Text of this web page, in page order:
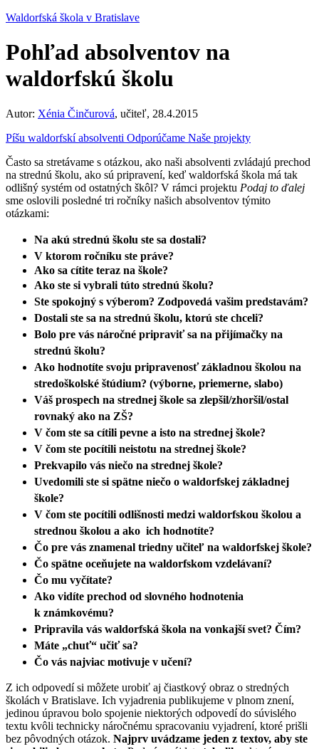
Waldorfská škola v Bratislave
Pohľad absolventov na
waldorfskú školu
Autor: Xénia Činčurová, učiteľ, 28.4.2015
Píšu waldorfskí absolventi Odporúčame Naše projekty
Často sa stretávame s otázkou, ako naši absolventi zvládajú prechod
na strednú školu, ako sú pripravení, keď waldorfská škola má tak
odlišný systém od ostatných škôl? V rámci projektu Podaj to ďalej
sme oslovili posledné tri ročníky našich absolventov týmito
otázkami:
Na akú strednú školu ste sa dostali?
V ktorom ročníku ste práve?
Ako sa cítite teraz na škole?
Ako ste si vybrali túto strednú školu?
Ste spokojný s výberom? Zodpovedá vašim predstavám?
Dostali ste sa na strednú školu, ktorú ste chceli?
Bolo pre vás náročné pripraviť sa na přijímačky na
strednú školu?
Ako hodnotíte svoju pripravenosť základnou školou na
stredoškolské štúdium? (výborne, priemerne, slabo)
Váš prospech na strednej škole sa zlepšil/zhoršil/ostal
rovnaký ako na ZŠ?
V čom ste sa cítili pevne a isto na strednej škole?
V čom ste pocítili neistotu na strednej škole?
Prekvapilo vás niečo na strednej škole?
Uvedomili ste si spätne niečo o waldorfskej základnej
škole?
V čom ste pocítili odlišnosti medzi waldorfskou školou a
strednou školou a ako ich hodnotíte?
Čo pre vás znamenal triedny učiteľ na waldorfskej škole?
Čo spätne oceňujete na waldorfskom vzdelávaní?
Čo mu vyčítate?
Ako vidíte prechod od slovného hodnotenia
k známkovému?
Pripravila vás waldorfská škola na vonkajší svet? Čím?
Máte „chuť“ učiť sa?
Čo vás najviac motivuje v učení?
Z ich odpovedí si môžete urobiť aj čiastkový obraz o stredných
školách v Bratislave. Ich vyjadrenia publikujeme v plnom znení,
jedinou úpravou bolo spojenie niektorých odpovedí do súvislého
textu kvôli technicky náročnému spracovaniu vyjadrení, ktoré prišli
bez pôvodných otázok. Najprv uvádzame jeden z textov, aby ste